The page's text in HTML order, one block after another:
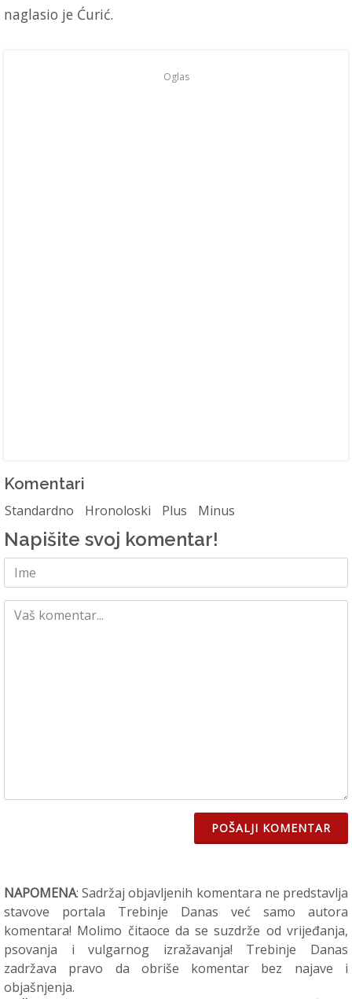
naglasio je Ćurić.
Oglas
Komentari
Standardno Hronoloski Plus Minus
Napišite svoj komentar!
POŠALJI KOMENTAR
NAPOMENA: Sadržaj objavljenih komentara ne predstavlja
stavove portala Trebinje Danas već samo autora
komentara! Molimo čitaoce da se suzdrže od vrijeđanja,
psovanja i vulgarnog izražavanja! Trebinje Danas
zadržava pravo da obriše komentar bez najave i
objašnjenja.